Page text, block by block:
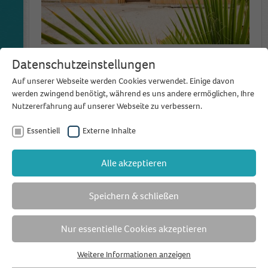
Ausgebucht! Event-Tipp im März:
Open-Door-Event im Seepavillon
Ausgebucht! Der Seepavillon lädt am 22. März
See – meldet euch jetzt kostenlos an....
14
Datenschutzeinstellungen
Auf unserer Webseite werden Cookies verwendet. Einige davon
werden zwingend benötigt, während es uns andere ermöglichen, Ihre
Nutzererfahrung auf unserer Webseite zu verbessern.
Essentiell Externe Inhalte
Alle akzeptieren
Speichern & schließen
Nur essentielle Cookies akzeptieren
Weitere Informationen anzeigen